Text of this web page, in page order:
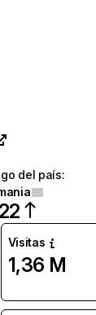
del país:
Visitas
1,36 M